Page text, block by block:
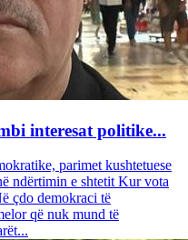
interesat politike...
parimet kushtetuese
ndërtimin e shtetit Kur vota
çdo demokraci të
që nuk mund të